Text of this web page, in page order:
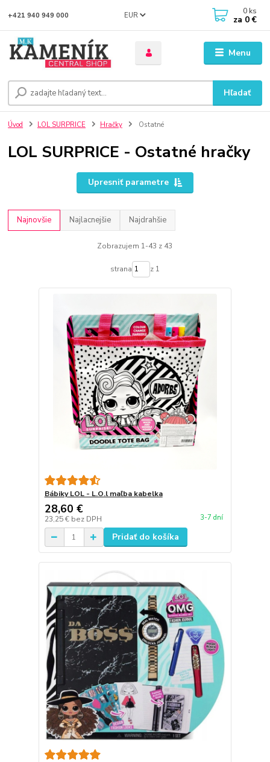
Menu
EUR
Hľadať
+421 940 949 000 0 ks
za 0 €
Úvod LOL SURPRICE Hračky Ostatné
LOL SURPRICE - Ostatné hračky
Upresniť parametre
Najnovšie Najlacnejšie Najdrahšie
Zobrazujem 1-43 z 43
strana z 1
Bábiky LOL - L.O.l maľba kabelka
28,60 €
23,25 € bez DPH 3-7 dní
Pridať do košíka